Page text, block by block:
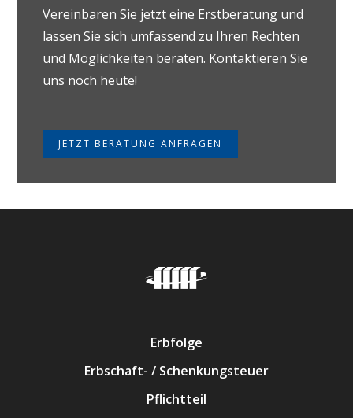
Vereinbaren Sie jetzt eine Erstberatung und
lassen Sie sich umfassend zu Ihren Rechten
und Möglichkeiten beraten. Kontaktieren Sie
uns noch heute!
JETZT BERATUNG ANFRAGEN
Erbfolge
Erbschaft- / Schenkungsteuer
Pflichtteil